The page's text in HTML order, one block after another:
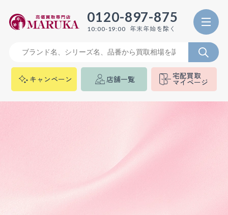
0120-897-875
10:00-19:00 年末年始を除く
キャンペーン 店舗一覧 宅配買取
マイページ